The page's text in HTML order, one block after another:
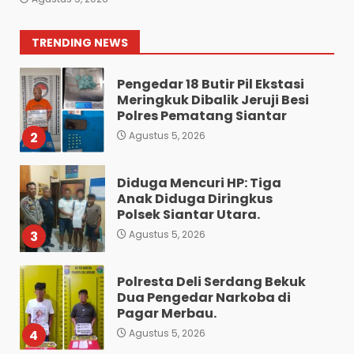
TRENDING NEWS
1 Agustus 5, 2026
2
Pengedar 18 Butir Pil Ekstasi
Meringkuk Dibalik Jeruji Besi
Polres Pematang Siantar
Agustus 5, 2026
3
Diduga Mencuri HP: Tiga
Anak Diduga Diringkus
Polsek Siantar Utara.
Agustus 5, 2026
4
Polresta Deli Serdang Bekuk
Dua Pengedar Narkoba di
Pagar Merbau.
Agustus 5, 2026